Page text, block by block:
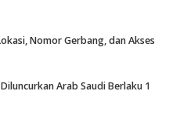
Nomor Gerbang, dan Akses
Arab Saudi Berlaku 1